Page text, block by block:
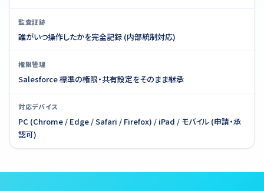
監査証跡
誰がいつ操作したかを完全記録 (内部統制対応)
権限管理
Salesforce 標準の権限・共有設定をそのまま継承
対応デバイス
PC (Chrome / Edge / Safari / Firefox) / iPad / モバイル (申請・承
認可)